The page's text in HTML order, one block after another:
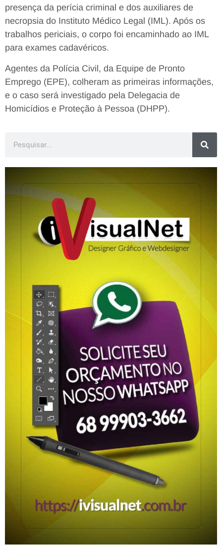
presença da perícia criminal e dos auxiliares de
necropsia do Instituto Médico Legal (IML). Após os
trabalhos periciais, o corpo foi encaminhado ao IML
para exames cadavéricos.
Agentes da Polícia Civil, da Equipe de Pronto
Emprego (EPE), colheram as primeiras informações,
e o caso será investigado pela Delegacia de
Homicídios e Proteção à Pessoa (DHPP).